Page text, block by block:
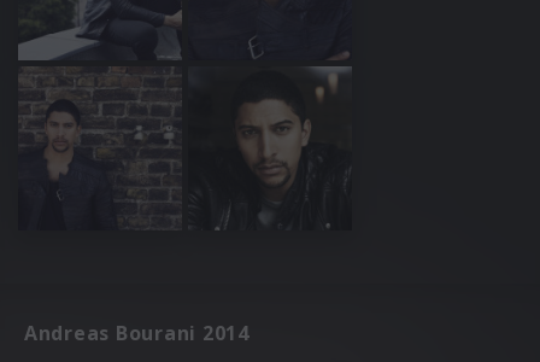
Andreas Bourani 2014